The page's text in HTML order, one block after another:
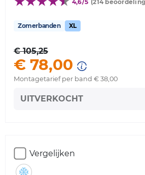
4,6/5 (214
Zomerbanden XL
€ 105,25
€ 78,00
Montagetarief per band € 38,00
UITVERKOCHT
Vergelijken